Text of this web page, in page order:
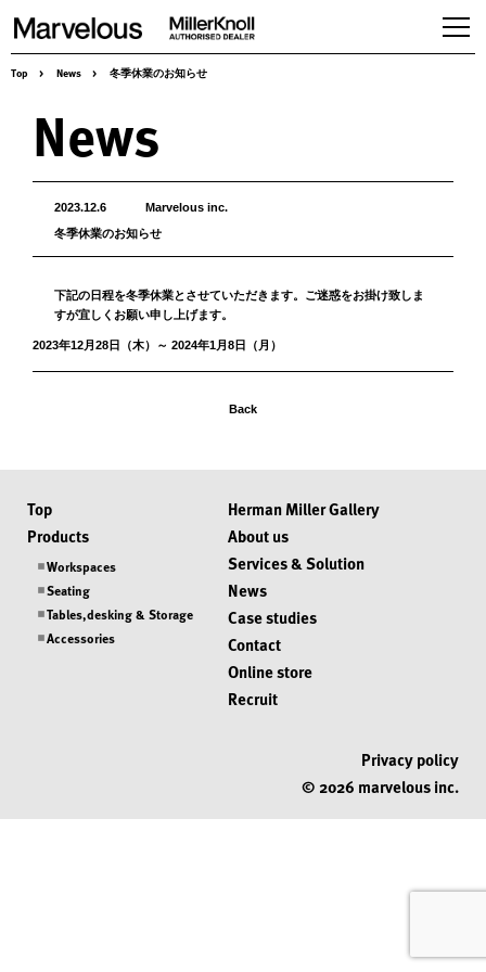
Products
Seating
Tables,desking & Storage
Accessories
Herman Miller Gallery
Services & Solution
News
Case studies
Recruit
Top > News > 冬季休業のお知らせ
News
2023.12.6
Marvelous inc.
冬季休業のお知らせ
下記の日程を冬季休業とさせていただきます。ご迷惑をお掛け致しま
すが宜しくお願い申し上げます。
2023年12月28日（木）～ 2024年1月8日（月）
Back
Top
Products
Workspaces
Seating
Tables,desking & Storage
Accessories
Herman Miller Gallery
About us
Services & Solution
News
Case studies
Contact
Online store
Recruit
Privacy policy
© 2026 marvelous inc.